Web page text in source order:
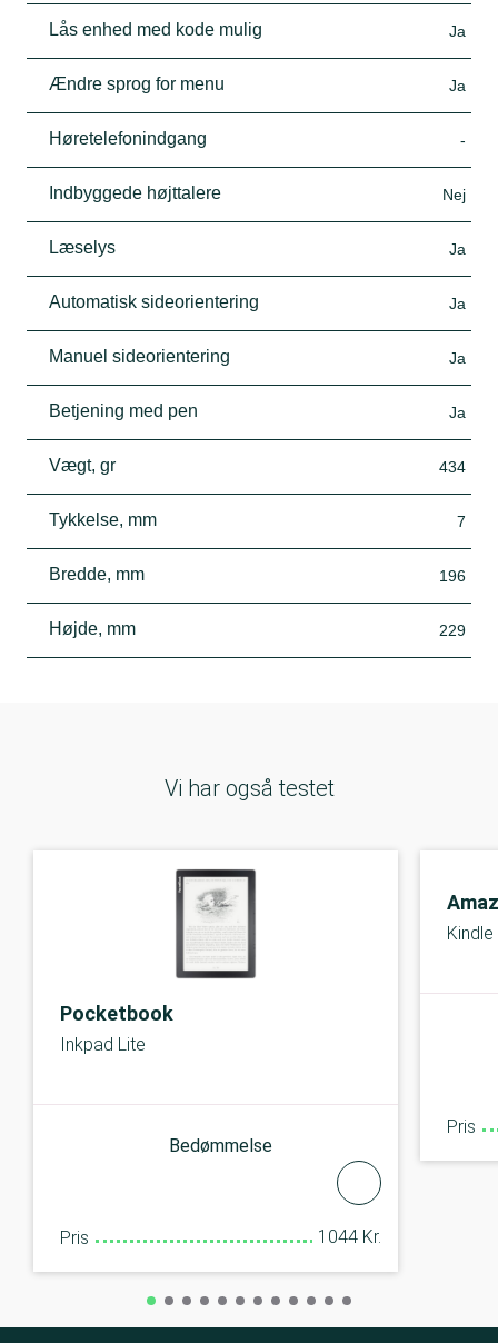
Lås enhed med kode mulig Ja
Ændre sprog for menu Ja
Høretelefonindgang -
Indbyggede højttalere Nej
Læselys Ja
Automatisk sideorientering Ja
Manuel sideorientering Ja
Betjening med pen Ja
Vægt, gr 434
Tykkelse, mm 7
Bredde, mm 196
Højde, mm 229
Vi har også testet
Pocketbook
Inkpad Lite
Bedømmelse
Pris 1044 Kr.
Pris